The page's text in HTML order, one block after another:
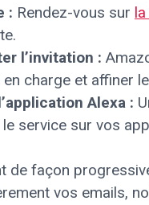
: Rendez-vous sur
l’invitation :
charge et affiner
Alexa :
service sur vos
de façon
vos emails,